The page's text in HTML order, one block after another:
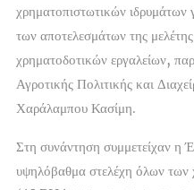
χρηματοπιστωτικών ιδρυμάτων
των αποτελεσμάτων της
χρηματοδοτικών εργαλείων,
Αγροτικής Πολιτικής και
Χαράλαμπου Κασίμη.
Στη συνάντηση συμμετείχαν η
υψηλόβαθμα στελέχη όλων των